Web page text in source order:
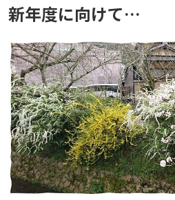
新年度に向けて…